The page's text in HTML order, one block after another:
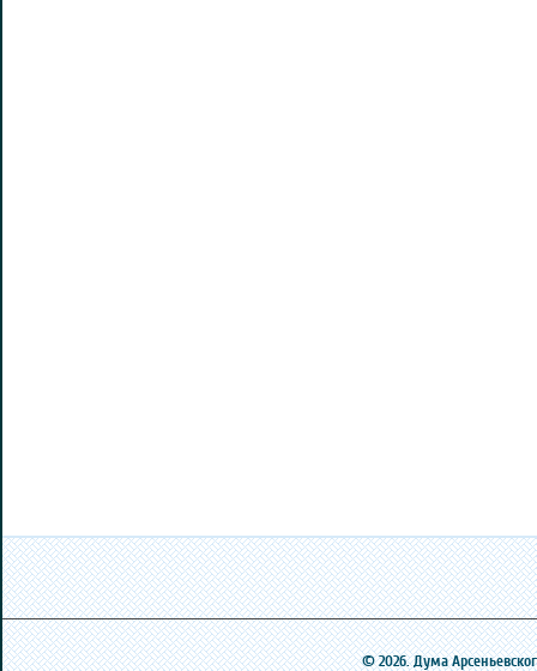
© 2026. Дума